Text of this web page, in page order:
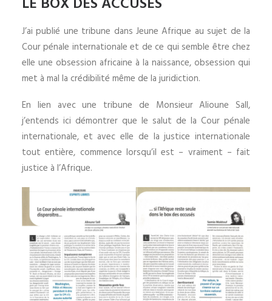
J’ai publié une tribune dans Jeune Afrique au sujet de la
Cour pénale internationale et de ce qui semble être chez
elle une obsession africaine à la naissance, obsession qui
met à mal la crédibilité même de la juridiction.
En lien avec une tribune de Monsieur Alioune Sall,
j’entends ici démontrer que le salut de la Cour pénale
internationale, et avec elle de la justice internationale
tout entière, commence lorsqu’il est – vraiment – fait
justice à l’Afrique.